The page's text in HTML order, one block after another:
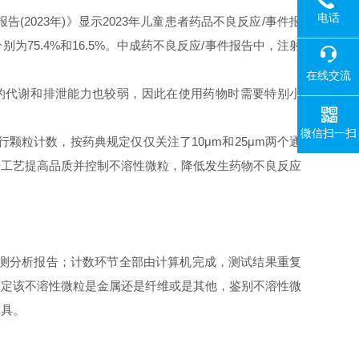
告(2023年)》显示2023年儿童患者药品不良反应/事件报
为75.4%和16.5%。中成药不良反应/事件报告中，注射
谢和排泄能力也较弱，因此在使用药物时需要特别小
颗粒计数，按药典规定仅仅关注了10μm和25μm两个通
艺提高品质并控制不溶性微粒，降低发生药物不良反应
析报告；计数环节全部由计算机完成，测试结果重复
该不溶性微粒是金属还是纤维或是其他，鉴别不溶性微
。
电话
在线交流
微信扫一扫